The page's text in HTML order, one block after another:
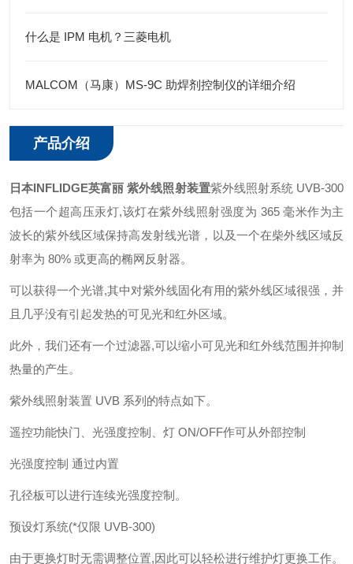
什么是 IPM 电机？三菱电机
MALCOM（马康）MS-9C 助焊剂控制仪的详细介绍
产品介绍
日本INFLIDGE英富丽 紫外线照射装置紫外线照射系统 UVB-300
包括一个超高压汞灯,该灯在紫外线照射强度为 365 毫米作为主
波长的紫外线区域保持高发射线光谱，以及一个在柴外线区域反
射率为 80% 或更高的椭网反射器。
可以获得一个光谱,其中对紫外线固化有用的紫外线区域很强，并
且几乎没有引起发热的可见光和红外区域。
此外，我们还有一个过滤器,可以缩小可见光和红外线范围并抑制
热量的产生。
紫外线照射装置 UVB 系列的特点如下。
遥控功能快门、光强度控制、灯 ON/OFF作可从外部控制
光强度控制 通过内置
孔径板可以进行连续光强度控制。
预设灯系统(*仅限 UVB-300)
由于更换灯时无需调整位置,因此可以轻松进行维护灯更换工作。